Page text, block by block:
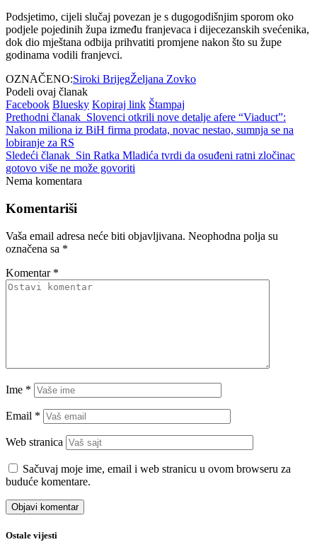
Podsjetimo, cijeli slučaj povezan je s dugogodišnjim sporom oko
podjele pojedinih župa između franjevaca i dijecezanskih svećenika,
dok dio mještana odbija prihvatiti promjene nakon što su župe
godinama vodili franjevci.
OZNAČENO:Siroki BrijegŽeljana Zovko
Podeli ovaj članak
Facebook Bluesky Kopiraj link Štampaj
Prethodni članak Slovenci otkrili nove detalje afere “Viaduct”:
Nakon miliona iz BiH firma prodata, novac nestao, sumnja se na
lobiranje za RS
Sledeći članak Sin Ratka Mladića tvrdi da osuđeni ratni zločinac
gotovo više ne može govoriti
Nema komentara
Komentariši
Vaša email adresa neće biti objavljivana. Neophodna polja su
označena sa *
Komentar *
Ime *
Email *
Web stranica
Sačuvaj moje ime, email i web stranicu u ovom browseru za
buduće komentare.
Ostale vijesti